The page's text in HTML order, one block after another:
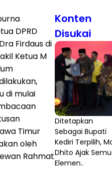
DPRD
Firdaus di
Ketua M
di mulai
Timur
oleh
Rahmat
Konten
Disukai
Ditetapkan
Sebagai Bupati
Kediri Terpilih,
Dhito Ajak
Elemen..